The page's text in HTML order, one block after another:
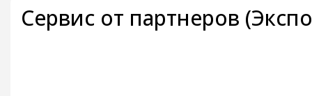
Сервис от партнеров